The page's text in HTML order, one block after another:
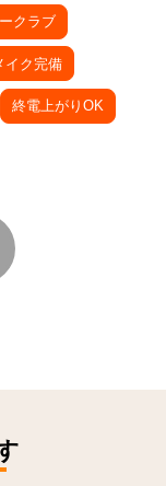
クラブ
イク完備
終電上がりOK